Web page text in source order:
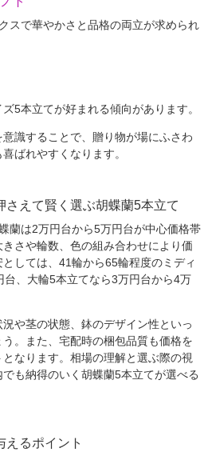
スで華やかさと品格の両立が求められ
5本立てが好まれる傾向があります。
識することで、贈り物が場にふさわ
ばれやすくなります。
さえて賢く選ぶ胡蝶蘭5本立て
蘭は2万円台から5万円台が中心価格帯
さや輪数、色の組み合わせにより価
しては、41輪から65輪程度のミディ
、大輪5本立てなら3万円台から4万
や茎の状態、鉢のデザイン性といっ
。また、宅配時の梱包品質も価格を
なります。相場の理解と選ぶ際の視
も納得のいく胡蝶蘭5本立てが選べる
えるポイント